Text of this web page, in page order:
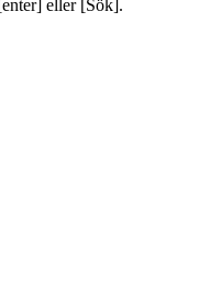
eller [Sök].